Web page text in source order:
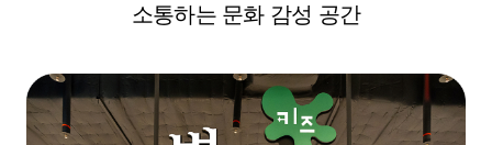
소통하는 문화 감성 공간